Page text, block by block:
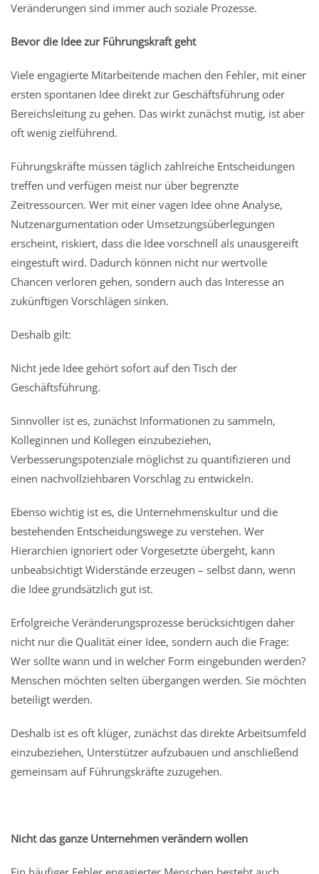
Veränderungen sind immer auch soziale Prozesse.
Bevor die Idee zur Führungskraft geht
Viele engagierte Mitarbeitende machen den Fehler, mit einer
ersten spontanen Idee direkt zur Geschäftsführung oder
Bereichsleitung zu gehen. Das wirkt zunächst mutig, ist aber
oft wenig zielführend.
Führungskräfte müssen täglich zahlreiche Entscheidungen
treffen und verfügen meist nur über begrenzte
Zeitressourcen. Wer mit einer vagen Idee ohne Analyse,
Nutzenargumentation oder Umsetzungsüberlegungen
erscheint, riskiert, dass die Idee vorschnell als unausgereift
eingestuft wird. Dadurch können nicht nur wertvolle
Chancen verloren gehen, sondern auch das Interesse an
zukünftigen Vorschlägen sinken.
Deshalb gilt:
Nicht jede Idee gehört sofort auf den Tisch der
Geschäftsführung.
Sinnvoller ist es, zunächst Informationen zu sammeln,
Kolleginnen und Kollegen einzubeziehen,
Verbesserungspotenziale möglichst zu quantifizieren und
einen nachvollziehbaren Vorschlag zu entwickeln.
Ebenso wichtig ist es, die Unternehmenskultur und die
bestehenden Entscheidungswege zu verstehen. Wer
Hierarchien ignoriert oder Vorgesetzte übergeht, kann
unbeabsichtigt Widerstände erzeugen – selbst dann, wenn
die Idee grundsätzlich gut ist.
Erfolgreiche Veränderungsprozesse berücksichtigen daher
nicht nur die Qualität einer Idee, sondern auch die Frage:
Wer sollte wann und in welcher Form eingebunden werden?
Menschen möchten selten übergangen werden. Sie möchten
beteiligt werden.
Deshalb ist es oft klüger, zunächst das direkte Arbeitsumfeld
einzubeziehen, Unterstützer aufzubauen und anschließend
gemeinsam auf Führungskräfte zuzugehen.
Nicht das ganze Unternehmen verändern wollen